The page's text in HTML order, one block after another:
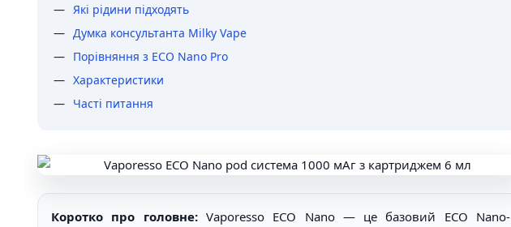
Які рідини підходять
Думка консультанта Milky Vape
Порівняння з ECO Nano Pro
Характеристики
Часті питання
Коротко про головне:Vaporesso ECO Nano — це базовий ECO Nano-